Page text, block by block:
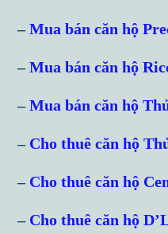
–Mua bán căn hộ
–Mua bán căn hộ
–Mua bán căn hộ
– Cho thuê căn hộ
– Cho thuê căn hộ
– Cho thuê căn hộ